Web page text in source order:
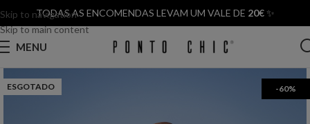
Skip to navigation
Skip to main content
TODAS AS ENCOMENDAS LEVAM UM VALE DE 20€✨
MENU
ESGOTADO -60%